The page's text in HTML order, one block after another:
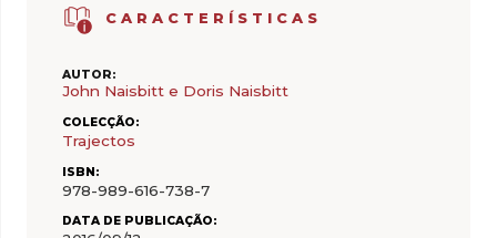
CARACTERÍSTICAS
AUTOR:
John Naisbitt e Doris Naisbitt
COLECÇÃO:
Trajectos
ISBN:
978-989-616-738-7
DATA DE PUBLICAÇÃO: